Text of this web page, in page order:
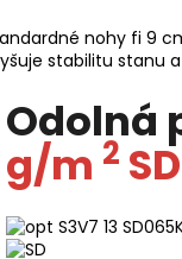
nohy fi 9
stabilitu stanu
Odolná
g/m 2 SD